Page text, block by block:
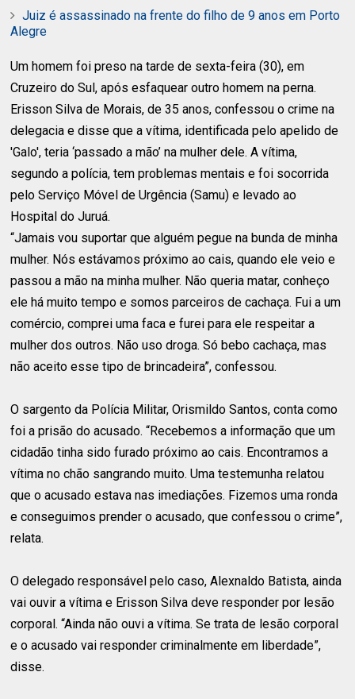
Juiz é assassinado na frente do filho de 9 anos em Porto
Alegre
Um homem foi preso na tarde de sexta-feira (30), em
Cruzeiro do Sul, após esfaquear outro homem na perna.
Erisson Silva de Morais, de 35 anos, confessou o crime na
delegacia e disse que a vítima, identificada pelo apelido de
'Galo', teria ‘passado a mão’ na mulher dele. A vítima,
segundo a polícia, tem problemas mentais e foi socorrida
pelo Serviço Móvel de Urgência (Samu) e levado ao
Hospital do Juruá.
“Jamais vou suportar que alguém pegue na bunda de minha
mulher. Nós estávamos próximo ao cais, quando ele veio e
passou a mão na minha mulher. Não queria matar, conheço
ele há muito tempo e somos parceiros de cachaça. Fui a um
comércio, comprei uma faca e furei para ele respeitar a
mulher dos outros. Não uso droga. Só bebo cachaça, mas
não aceito esse tipo de brincadeira”, confessou.
O sargento da Polícia Militar, Orismildo Santos, conta como
foi a prisão do acusado. “Recebemos a informação que um
cidadão tinha sido furado próximo ao cais. Encontramos a
vítima no chão sangrando muito. Uma testemunha relatou
que o acusado estava nas imediações. Fizemos uma ronda
e conseguimos prender o acusado, que confessou o crime”,
relata.
O delegado responsável pelo caso, Alexnaldo Batista, ainda
vai ouvir a vítima e Erisson Silva deve responder por lesão
corporal. “Ainda não ouvi a vítima. Se trata de lesão corporal
e o acusado vai responder criminalmente em liberdade”,
disse.